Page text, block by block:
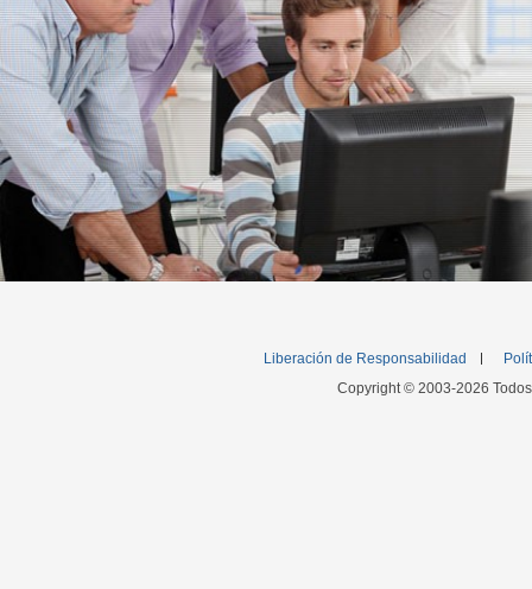
Liberación de Responsabilidad
Copyright © 2003-2026